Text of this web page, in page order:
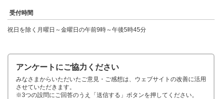
受付時間
祝日を除く月曜日～金曜日の午前9時～午後5時45分
アンケートにご協力ください
みなさまからいただいたご意見・ご感想は、ウェブサイトの改善に活用
させていただきます。
※3つの設問にご回答のうえ「送信する」ボタンを押してください。